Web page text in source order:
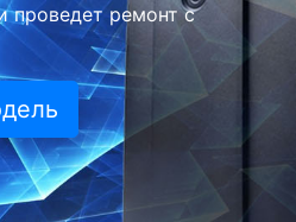
останется неизменно